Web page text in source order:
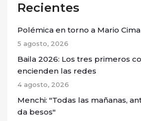
Recientes
Polémica en torno a Mario
5 agosto, 2026
Baila 2026: Los tres primeros
encienden las redes
4 agosto, 2026
Menchi: "Todas las mañanas,
da besos"